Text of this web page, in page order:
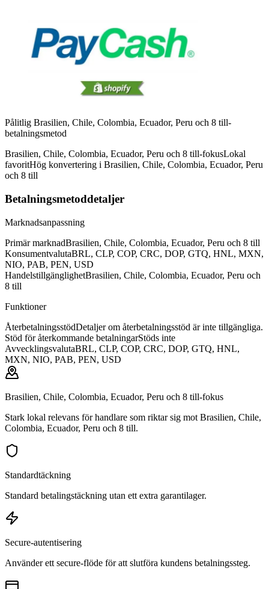
Pålitlig Brasilien, Chile, Colombia, Ecuador, Peru och 8 till-
betalningsmetod
Brasilien, Chile, Colombia, Ecuador, Peru och 8 till-fokusLokal
favoritHög konvertering i Brasilien, Chile, Colombia, Ecuador, Peru
och 8 till
Betalningsmetoddetaljer
Marknadsanpassning
Primär marknadBrasilien, Chile, Colombia, Ecuador, Peru och 8 till
KonsumentvalutaBRL, CLP, COP, CRC, DOP, GTQ, HNL, MXN,
NIO, PAB, PEN, USD
HandelstillgänglighetBrasilien, Chile, Colombia, Ecuador, Peru och
8 till
Funktioner
ÅterbetalningsstödDetaljer om återbetalningsstöd är inte tillgängliga.
Stöd för återkommande betalningarStöds inte
AvvecklingsvalutaBRL, CLP, COP, CRC, DOP, GTQ, HNL,
MXN, NIO, PAB, PEN, USD
Brasilien, Chile, Colombia, Ecuador, Peru och 8 till-fokus
Stark lokal relevans för handlare som riktar sig mot Brasilien, Chile,
Colombia, Ecuador, Peru och 8 till.
Standardtäckning
Standard betalingstäckning utan ett extra garantilager.
Secure-autentisering
Använder ett secure-flöde för att slutföra kundens betalningssteg.